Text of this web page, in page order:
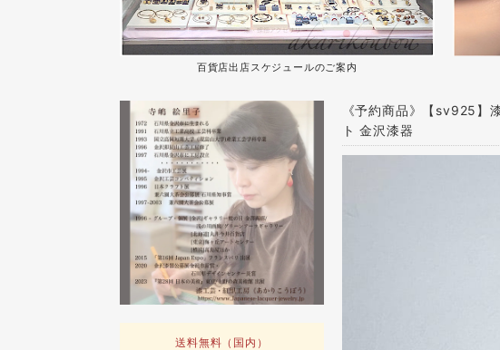
百貨店出店スケジュールのご案内
送料無料（国内）
《予約商品》【sv925】
ト 金沢漆器